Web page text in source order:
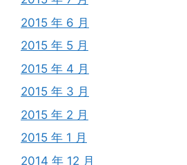
2015 年 6 月
2015 年 5 月
2015 年 4 月
2015 年 3 月
2015 年 2 月
2015 年 1 月
2014 年 12 月